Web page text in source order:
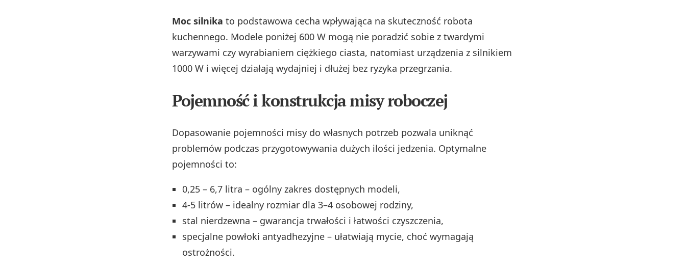
Moc silnika to podstawowa cecha wpływająca na skuteczność robota
kuchennego. Modele poniżej 600 W mogą nie poradzić sobie z twardymi
warzywami czy wyrabianiem ciężkiego ciasta, natomiast urządzenia z silnikiem
1000 W i więcej działają wydajniej i dłużej bez ryzyka przegrzania.
Pojemność i konstrukcja misy roboczej
Dopasowanie pojemności misy do własnych potrzeb pozwala uniknąć
problemów podczas przygotowywania dużych ilości jedzenia. Optymalne
pojemności to:
0,25 – 6,7 litra – ogólny zakres dostępnych modeli,
4-5 litrów – idealny rozmiar dla 3–4 osobowej rodziny,
stal nierdzewna – gwarancja trwałości i łatwości czyszczenia,
specjalne powłoki antyadhezyjne – ułatwiają mycie, choć wymagają
ostrożności.